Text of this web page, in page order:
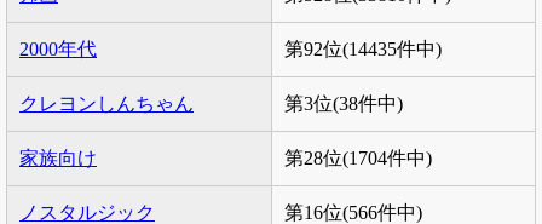
2000年代 第92位(14435件中)
クレヨンしんちゃん 第3位(38件中)
家族向け 第28位(1704件中)
ノスタルジック 第16位(566件中)